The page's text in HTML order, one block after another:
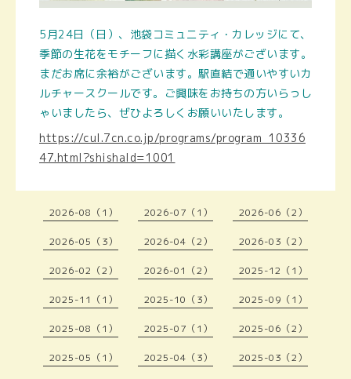
5月24日（日）、池袋コミュニティ・カレッジにて、
季節の生花をモチーフに描く水彩講座がございます。
まだお席に余裕がございます。駅直結で通いやすいカ
ルチャースクールです。ご興味をお持ちの方いらっし
ゃいましたら、ぜひよろしくお願いいたします。
https://cul.7cn.co.jp/programs/program_10336
47.html?shishaId=1001
2026-08（1） 2026-07（1） 2026-06（2）
2026-05（3） 2026-04（2） 2026-03（2）
2026-02（2） 2026-01（2） 2025-12（1）
2025-11（1） 2025-10（3） 2025-09（1）
2025-08（1） 2025-07（1） 2025-06（2）
2025-05（1） 2025-04（3） 2025-03（2）